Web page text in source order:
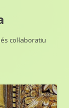
col·laboratiu